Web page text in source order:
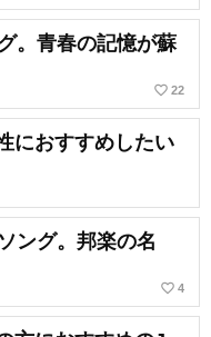
。青春の記憶が蘇
favorite_border 22
におすすめしたい
ング。邦楽の名
favorite_border 4